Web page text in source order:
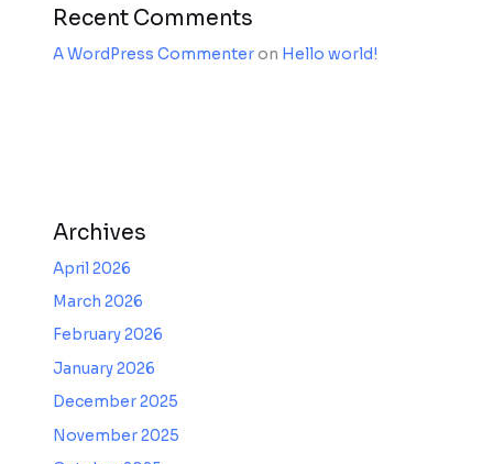
Recent Comments
A WordPress Commenteron Hello world!
Archives
April 2026
March 2026
February 2026
January 2026
December 2025
November 2025